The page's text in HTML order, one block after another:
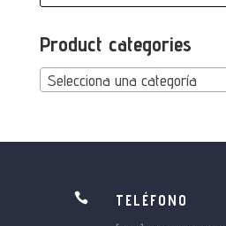
productos
Product categories
Selecciona una categoría

TELÉFONO